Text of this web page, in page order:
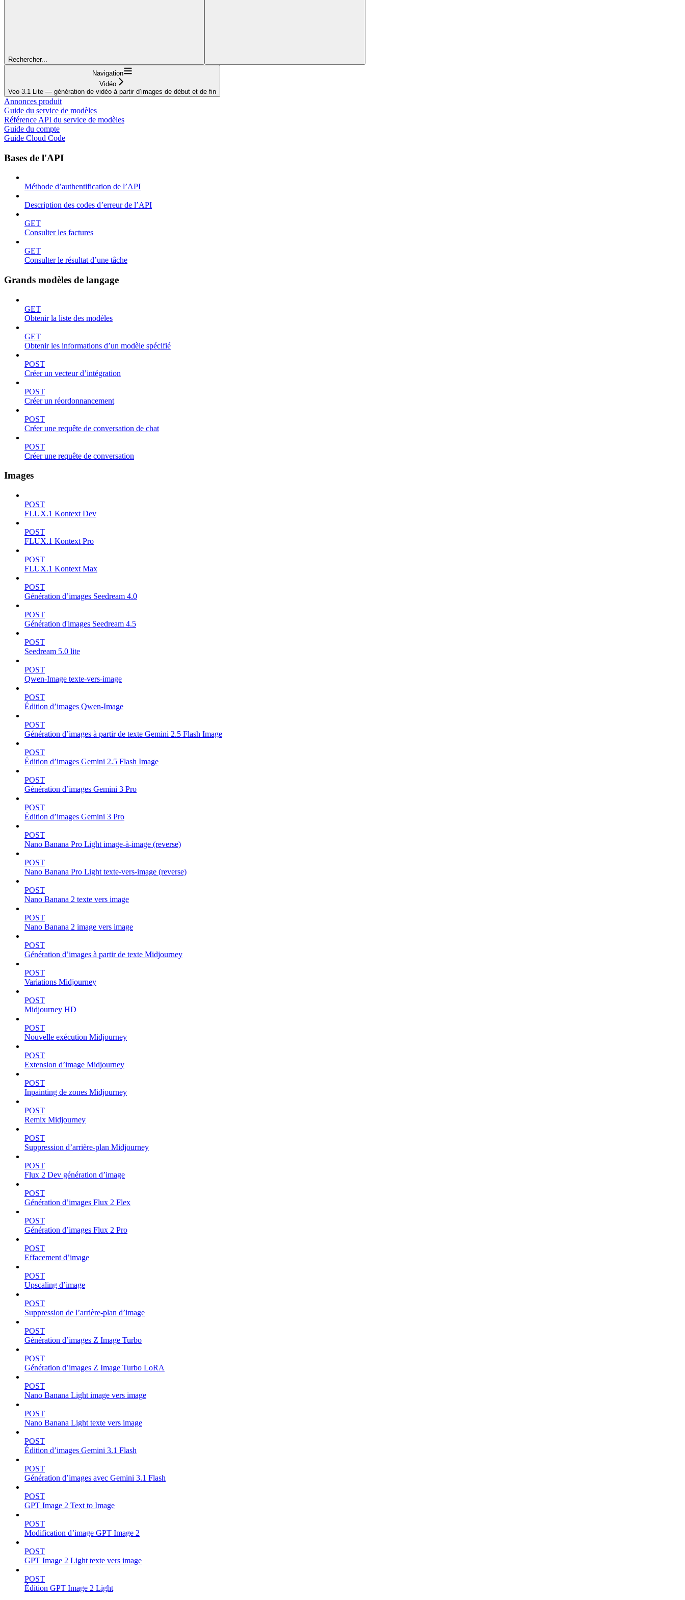
Rechercher...
Navigation
Vidéo
Veo 3.1 Lite — génération de vidéo à partir d’images de début et de fin
Annonces produit
Guide du service de modèles
Référence API du service de modèles
Guide du compte
Guide Cloud Code
Bases de l'API
Méthode d’authentification de l’API
Description des codes d’erreur de l’API
GET
Consulter les factures
GET
Consulter le résultat d’une tâche
Grands modèles de langage
GET
Obtenir la liste des modèles
GET
Obtenir les informations d’un modèle spécifié
POST
Créer un vecteur d’intégration
POST
Créer un réordonnancement
POST
Créer une requête de conversation de chat
POST
Créer une requête de conversation
Images
POST
FLUX.1 Kontext Dev
POST
FLUX.1 Kontext Pro
POST
FLUX.1 Kontext Max
POST
Génération d’images Seedream 4.0
POST
Génération d'images Seedream 4.5
POST
Seedream 5.0 lite
POST
Qwen-Image texte-vers-image
POST
Édition d’images Qwen-Image
POST
Génération d’images à partir de texte Gemini 2.5 Flash Image
POST
Édition d’images Gemini 2.5 Flash Image
POST
Génération d’images Gemini 3 Pro
POST
Édition d’images Gemini 3 Pro
POST
Nano Banana Pro Light image-à-image (reverse)
POST
Nano Banana Pro Light texte-vers-image (reverse)
POST
Nano Banana 2 texte vers image
POST
Nano Banana 2 image vers image
POST
Génération d’images à partir de texte Midjourney
POST
Variations Midjourney
POST
Midjourney HD
POST
Nouvelle exécution Midjourney
POST
Extension d’image Midjourney
POST
Inpainting de zones Midjourney
POST
Remix Midjourney
POST
Suppression d’arrière-plan Midjourney
POST
Flux 2 Dev génération d’image
POST
Génération d’images Flux 2 Flex
POST
Génération d’images Flux 2 Pro
POST
Effacement d’image
POST
Upscaling d’image
POST
Suppression de l’arrière-plan d’image
POST
Génération d’images Z Image Turbo
POST
Génération d’images Z Image Turbo LoRA
POST
Nano Banana Light image vers image
POST
Nano Banana Light texte vers image
POST
Édition d’images Gemini 3.1 Flash
POST
Génération d’images avec Gemini 3.1 Flash
POST
GPT Image 2 Text to Image
POST
Modification d’image GPT Image 2
POST
GPT Image 2 Light texte vers image
POST
Édition GPT Image 2 Light